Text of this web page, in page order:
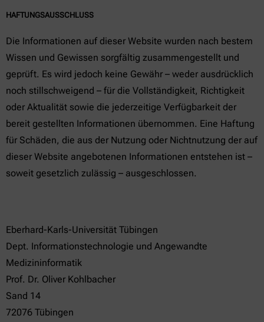
HAFTUNGSAUSSCHLUSS
Die Informationen auf dieser Website wurden nach bestem
Wissen und Gewissen sorgfältig zusammengestellt und
geprüft. Es wird jedoch keine Gewähr – weder ausdrücklich
noch stillschweigend – für die Vollständigkeit, Richtigkeit
oder Aktualität sowie die jederzeitige Verfügbarkeit der
bereit gestellten Informationen übernommen. Eine Haftung
für Schäden, die aus der Nutzung oder Nichtnutzung der auf
dieser Website angebotenen Informationen entstehen ist –
soweit gesetzlich zulässig – ausgeschlossen.
Eberhard-Karls-Universität Tübingen
Dept. Informationstechnologie und Angewandte
Medizininformatik
Prof. Dr. Oliver Kohlbacher
Sand 14
72076 Tübingen